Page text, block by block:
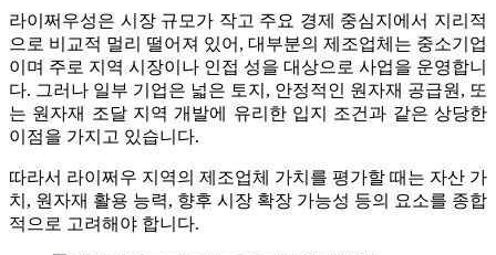
라이쩌우성은 시장 규모가 작고 주요 경제 중심지에서 지리적
으로 비교적 멀리 떨어져 있어, 대부분의 제조업체는 중소기업
이며 주로 지역 시장이나 인접 성을 대상으로 사업을 운영합니
다. 그러나 일부 기업은 넓은 토지, 안정적인 원자재 공급원, 또
는 원자재 조달 지역 개발에 유리한 입지 조건과 같은 상당한
이점을 가지고 있습니다.
따라서 라이쩌우 지역의 제조업체 가치를 평가할 때는 자산 가
치, 원자재 활용 능력, 향후 시장 확장 가능성 등의 요소를 종합
적으로 고려해야 합니다.